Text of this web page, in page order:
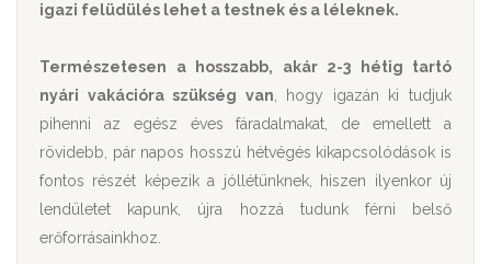
igazi felüdülés lehet a testnek és a léleknek.
Természetesen a hosszabb, akár 2-3 hétig tartó
nyári vakációra szükség van , hogy igazán ki tudjuk
pihenni az egész éves fáradalmakat, de emellett a
rövidebb, pár napos hosszú hétvégés kikapcsolódások is
fontos részét képezik a jóllétünknek, hiszen ilyenkor új
lendületet kapunk, újra hozzá tudunk férni belső
erőforrásainkhoz.